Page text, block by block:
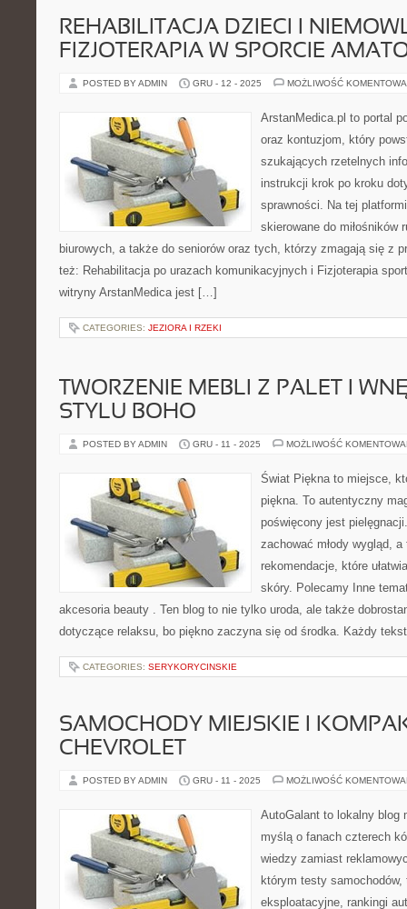
REHABILITACJA DZIECI I
FIZJOTERAPIA W SPORCIE
POSTED BY ADMIN GRU - 12 - 2025 MOŻLIWOŚĆ
ArstanMedica.pl to portal
oraz kontuzjom, który
szukających rzetelnych
instrukcji krok po kroku
sprawności. Na tej
skierowane do miłośników
biurowych, a także do seniorów oraz tych, którzy zmagają się z
też: Rehabilitacja po urazach komunikacyjnych i Fizjoterapia
witryny ArstanMedica jest […]
CATEGORIES: JEZIORA I RZEKI
TWORZENIE MEBLI Z PALET I
STYLU BOHO
POSTED BY ADMIN GRU - 11 - 2025 MOŻLIWOŚĆ
Świat Piękna to miejsce,
piękna. To autentyczny
poświęcony jest
zachować młody wygląd,
rekomendacje, które
skóry. Polecamy Inne
akcesoria beauty . Ten blog to nie tylko uroda, ale także
dotyczące relaksu, bo piękno zaczyna się od środka. Każdy
CATEGORIES: SERYKORYCINSKIE
SAMOCHODY MIEJSKIE I
CHEVROLET
POSTED BY ADMIN GRU - 11 - 2025 MOŻLIWOŚĆ
AutoGalant to lokalny blog
myślą o fanach czterech
wiedzy zamiast
którym testy
eksploatacyjne, rankingi